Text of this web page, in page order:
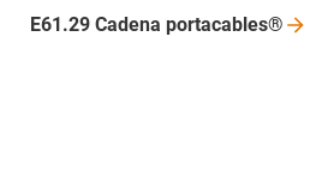
E61.29 Cadena portacables®